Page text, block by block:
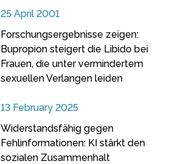
25 April 2001
Forschungsergebnisse zeigen:
Bupropion steigert die Libido bei
Frauen, die unter vermindertem
sexuellen Verlangen leiden
13 February 2025
Widerstandsfähig gegen
Fehlinformationen: KI stärkt den
sozialen Zusammenhalt